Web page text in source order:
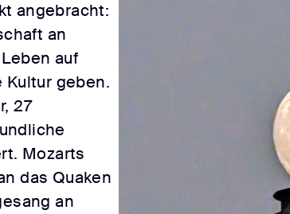
angebracht:
an
auf
geben.
27
Mozarts
das Quaken
an